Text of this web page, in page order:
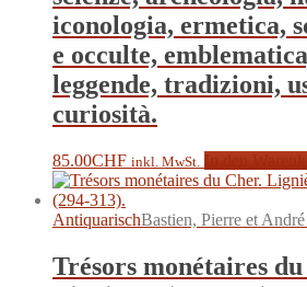
iconologia, ermetica,
e occulte,
leggende, tradizioni,
curiosità.
85.00CHF inkl. MwSt.
AntiquarischBastien, Pierre et
Trésors monétaires